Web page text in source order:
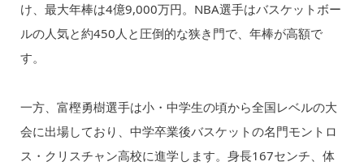
け、最大年棒は4億9,000万円。NBA選手はバスケットボー
ルの人気と約450人と圧倒的な狭き門で、年棒が高額で
す。
一方、富樫勇樹選手は小・中学生の頃から全国レベルの大
会に出場しており、中学卒業後バスケットの名門モントロ
ス・クリスチャン高校に進学します。身長167センチ、体